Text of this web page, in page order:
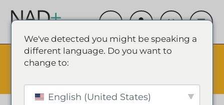
The Summer Sale is Live. Save up to 45% - Try for less or
We've detected you might be speaking a
different language. Do you want to
change to:
English (United States)